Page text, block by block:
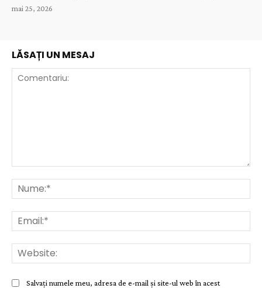
mai 25, 2026
LĂSAȚI UN MESAJ
Salvați numele meu, adresa de e-mail și site-ul web în acest